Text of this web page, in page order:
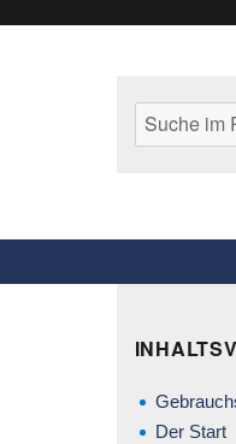
Suche
nach:
Der Start